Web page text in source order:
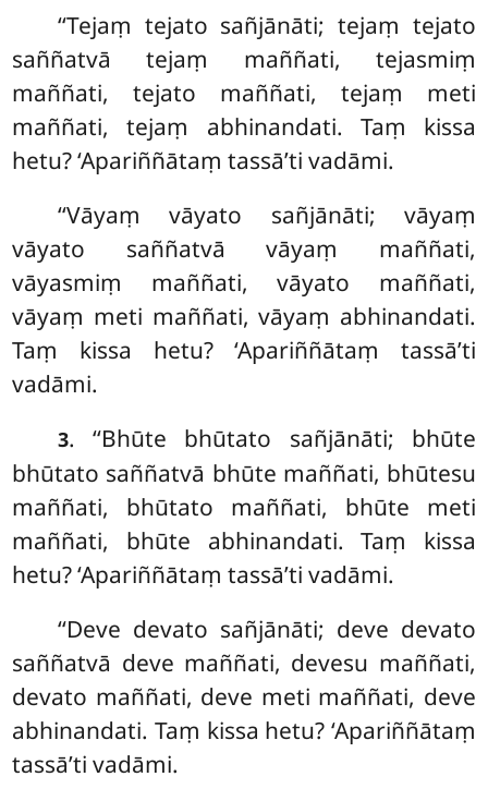
‘‘Tejaṃ tejato sañjānāti; tejaṃ tejato
saññatvā tejaṃ maññati, tejasmiṃ
maññati, tejato maññati, tejaṃ meti
maññati, tejaṃ abhinandati. Taṃ kissa
hetu? ‘Apariññātaṃ tassā’ti vadāmi.
‘‘Vāyaṃ vāyato sañjānāti; vāyaṃ
vāyato saññatvā vāyaṃ maññati,
vāyasmiṃ maññati, vāyato maññati,
vāyaṃ meti maññati, vāyaṃ abhinandati.
Taṃ kissa hetu? ‘Apariññātaṃ tassā’ti
vadāmi.
3. ‘‘Bhūte bhūtato sañjānāti; bhūte
bhūtato saññatvā bhūte maññati, bhūtesu
maññati, bhūtato maññati, bhūte meti
maññati, bhūte abhinandati. Taṃ kissa
hetu? ‘Apariññātaṃ tassā’ti vadāmi.
‘‘Deve devato sañjānāti; deve devato
saññatvā deve maññati, devesu maññati,
devato maññati, deve meti maññati, deve
abhinandati. Taṃ kissa hetu? ‘Apariññātaṃ
tassā’ti vadāmi.